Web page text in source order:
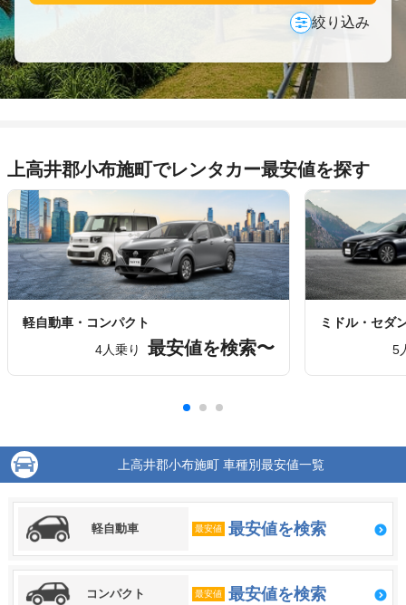
絞り込み
上高井郡小布施町でレンタカー最安値を探す
軽自動車・コンパクト
4人乗り
最安値を検索〜
ミドル・セダ
5
上高井郡小布施町 車種別最安値一覧
軽自動車 最安値 最安値を検索
コンパクト 最安値 最安値を検索